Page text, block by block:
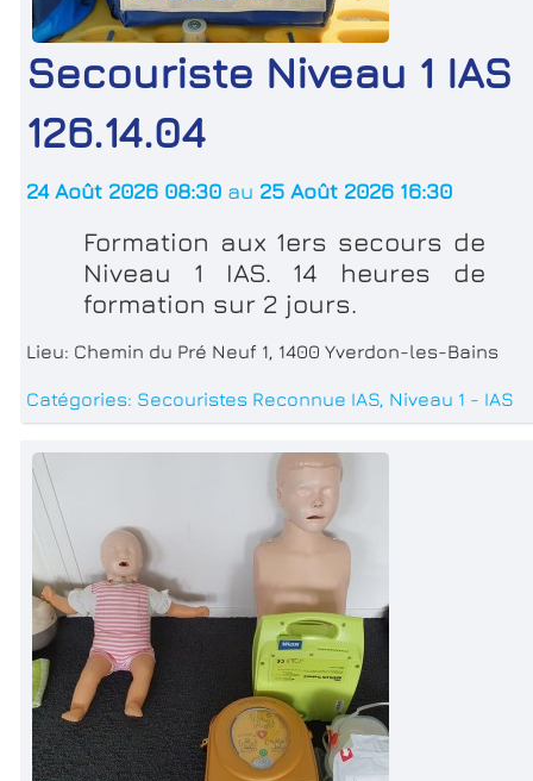
Secouriste Niveau 1 IAS
126.14.04
24 Août 2026 08:30 au 25 Août 2026 16:30
Formation aux 1ers secours de
Niveau 1 IAS. 14 heures de
formation sur 2 jours.
Lieu: Chemin du Pré Neuf 1, 1400 Yverdon-les-Bains
Catégories: Secouristes Reconnue IAS, Niveau 1 - IAS